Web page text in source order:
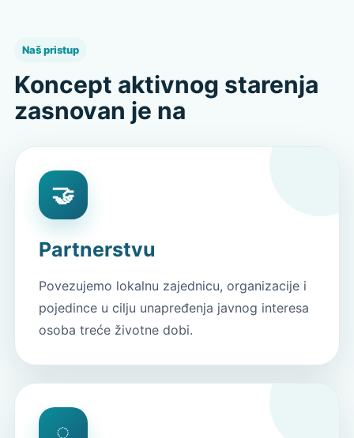
Naš pristup
Koncept aktivnog starenja
zasnovan je na
🤝
Partnerstvu
Povezujemo lokalnu zajednicu, organizacije i
pojedince u cilju unapređenja javnog interesa
osoba treće životne dobi.
◌